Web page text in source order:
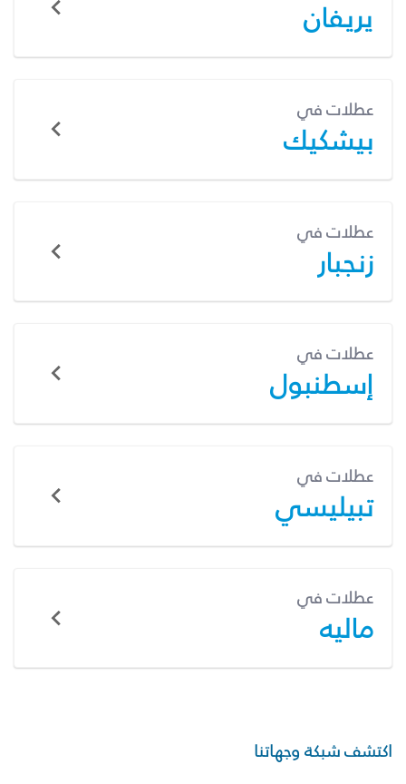
يريفان
عطلات في
بيشكيك
عطلات في
زنجبار
عطلات في
إسطنبول
عطلات في
تبيليسي
عطلات في
ماليه
اكتشف شبكة وجهاتنا